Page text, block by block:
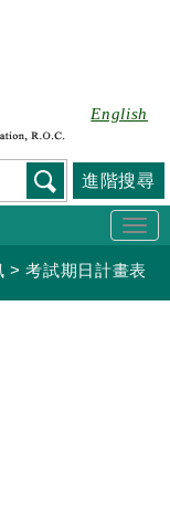
English
進階搜尋
>考試期日計畫表